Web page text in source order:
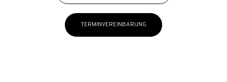
TERMINVEREINBARUNG